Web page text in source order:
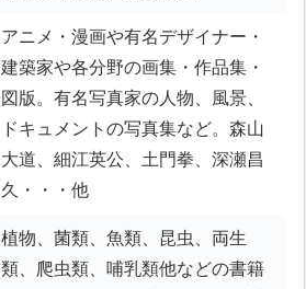
アニメ・漫画や有名デザイナー・
建築家や各分野の画集・作品集・
図版。有名写真家の人物、風景、
ドキュメントの写真集など。森山
大道、細江英公、土門拳、深瀬昌
久・・・他
植物、菌類、魚類、昆虫、両生
類、爬虫類、哺乳類他などの書籍